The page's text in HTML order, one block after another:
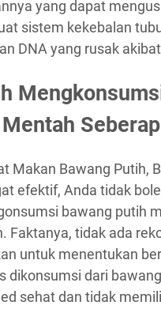
yang dapat
sistem kekebalan
DNA yang rusak
Makan Bawang Putih,
efektif, Anda tidak
bawang putih
Faktanya, tidak ada
untuk menentukan
dikonsumsi dari
sehat dan tidak